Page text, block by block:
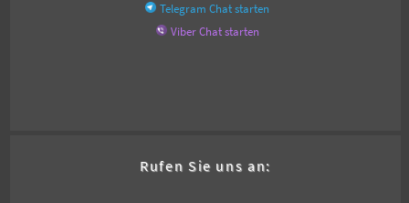
Telegram Chat starten
Viber Chat starten
Rufen Sie uns an: